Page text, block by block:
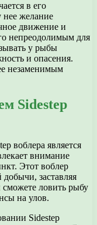
в его
нее желание
движение и
непреодолимым для
у рыбы
и опасения.
незаменимым
Sidestep
воблера является
внимание
Этот воблер
заставляя
сможете ловить рыбу
на улов.
Sidestep